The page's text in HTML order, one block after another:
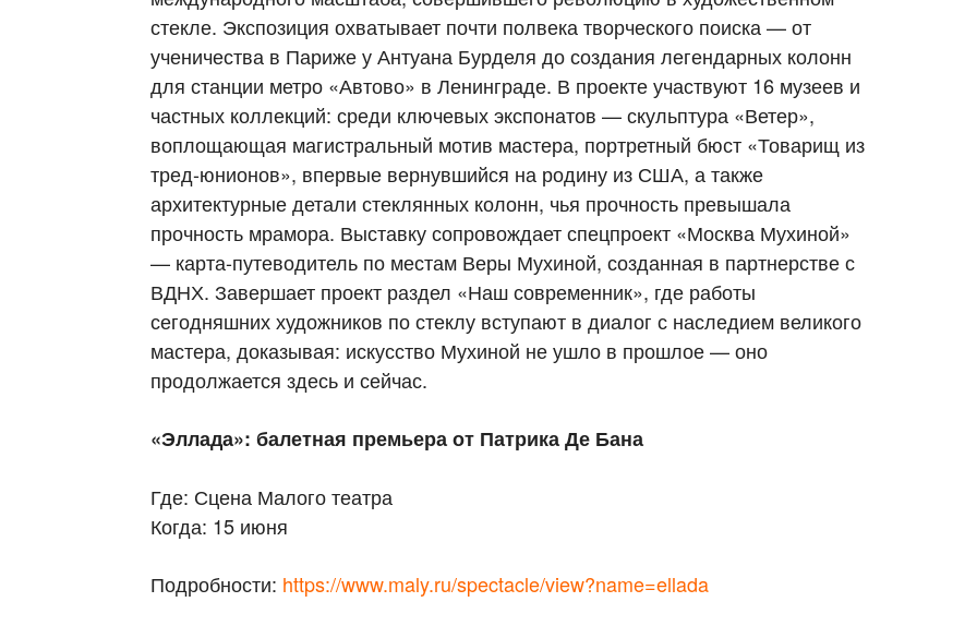
стекле. Экспозиция охватывает почти полвека творческого поиска — от
ученичества в Париже у Антуана Бурделя до создания легендарных колонн
для станции метро «Автово» в Ленинграде. В проекте участвуют 16 музеев и
частных коллекций: среди ключевых экспонатов — скульптура «Ветер»,
воплощающая магистральный мотив мастера, портретный бюст «Товарищ из
тред-юнионов», впервые вернувшийся на родину из США, а также
архитектурные детали стеклянных колонн, чья прочность превышала
прочность мрамора. Выставку сопровождает спецпроект «Москва Мухиной»
— карта-путеводитель по местам Веры Мухиной, созданная в партнерстве с
ВДНХ. Завершает проект раздел «Наш современник», где работы
сегодняшних художников по стеклу вступают в диалог с наследием великого
мастера, доказывая: искусство Мухиной не ушло в прошлое — оно
продолжается здесь и сейчас.
«Эллада»: балетная премьера от Патрика Де Бана
Где: Сцена Малого театра
Когда: 15 июня
Подробности: https://www.maly.ru/spectacle/view?name=ellada